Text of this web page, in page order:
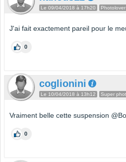
Le 09/04/2018 à 17h20 Photolover
J'ai fait exactement pareil pour le
0
coglionini
Le 10/04/2018 à 13h12 Super
Vraiment belle cette suspension
0